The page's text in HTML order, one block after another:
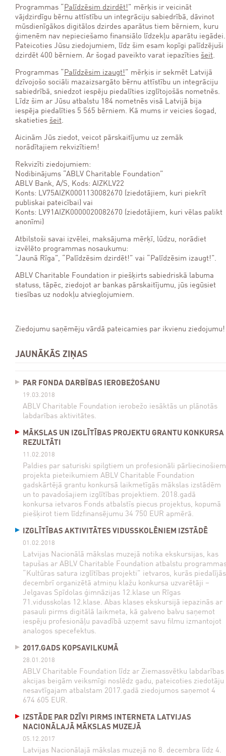
Programmas “ Palīdzēsim dzirdēt!” mērķis ir veicināt
vājdzirdīgu bērnu attīstību un integrāciju sabiedrībā, dāvinot
mūsdienīgākos digitālos dzirdes aparātus tiem bērniem, kuru
ģimenēm nav nepieciešamo finansiālo līdzekļu aparātu iegādei.
Pateicoties Jūsu ziedojumiem, līdz šim esam kopīgi palīdzējuši
dzirdēt 400 bērniem. Ar šogad paveikto varat iepazīties šeit.
Programmas “ Palīdzēsim izaugt!” mērķis ir sekmēt Latvijā
dzīvojošo sociāli mazaizsargāto bērnu attīstību un integrāciju
sabiedrībā, sniedzot iespēju piedalīties izglītojošās nometnēs.
Līdz šim ar Jūsu atbalstu 184 nometnēs visā Latvijā bija
iespēja piedalīties 5 565 bērniem. Kā mums ir veicies šogad,
skatieties šeit.
Aicinām Jūs ziedot, veicot pārskaitījumu uz zemāk
norādītajiem rekvizītiem!
Rekvizīti ziedojumiem:
Nodibinājums “ABLV Charitable Foundation”
ABLV Bank, A/S, Kods: AIZKLV22
Konts: LV75AIZK0001130082670 (ziedotājiem, kuri piekrīt
publiskai pateicībai) vai
Konts: LV91AIZK0000020082670 (ziedotājiem, kuri vēlas palikt
anonīmi)
Atbilstoši savai izvēlei, maksājuma mērķī, lūdzu, norādiet
izvēlēto programmas nosaukumu:
“Jaunā Rīga”, “Palīdzēsim dzirdēt!” vai “Palīdzēsim izaugt!”.
ABLV Charitable Foundation ir piešķirts sabiedriskā labuma
statuss, tāpēc, ziedojot ar bankas pārskaitījumu, jūs iegūsiet
tiesības uz nodokļu atvieglojumiem.
Ziedojumu saņēmēju vārdā pateicamies par ikvienu ziedojumu!
JAUNĀKĀS ZIŅAS
PAR FONDA DARBĪBAS IEROBEŽOŠANU
19.03.2018
ABLV Charitable Foundation ierobežo iesāktās un plānotās
labdarības aktivitātes.
MĀKSLAS UN IZGLĪTĪBAS PROJEKTU GRANTU KONKURSA
REZULTĀTI
11.02.2018
Paldies par saturiski spilgtiem un profesionāli pārliecinošiem
projekta pieteikumiem ABLV Charitable Foundation
gadskārtējā grantu konkursā laikmetīgās mākslas izstādēm
un to pavadošajiem izglītības projektiem. 2018.gadā
konkursa ietvaros Fonds atbalstīs piecus projektus, kopumā
piešķirot tiem līdzfinansējumu 34 750 EUR apmērā.
IZGLĪTĪBAS AKTIVITĀTES VIDUSSKOLĒNIEM IZSTĀDĒ
01.02.2018
Latvijas Nacionālā mākslas muzejā notika ekskursijas, kas
tapušas ar ABLV Charitable Foundation atbalstu
“Kultūras satura izglītības projekti” ietvaros, kurās piedalījās
decembrī organizētā atmiņu klažu konkursa uzvarētāji –
Jelgavas Spīdolas ģimnāzijas 12.klase un Rīgas
71.vidusskolas 12.klase. Abas klases ekskursijā iepazinās ar
pasauli pirms digitālā laikmeta, kā galveno balvu saņemot
iespēju profesionāļu pavadībā uzņemt savu filmu izmantojot
analogos specefektus.
2017.GADS KOPSAVILKUMĀ
28.01.2018
ABLV Charitable Foundation līdz ar Ziemassvētku labdarības
akcijas beigām veiksmīgi noslēdz gadu, pateicoties ziedotāju
nesavtīgajam atbalstam 2017.gadā ziedojumos saņemot 4
674 605 EUR.
IZSTĀDE PAR DZĪVI PIRMS INTERNETA LATVIJAS
NACIONĀLAJĀ MĀKSLAS MUZEJĀ
05.12.2017
Latvijas Nacionālajā mākslas muzejā no 8. decembra līdz 4.